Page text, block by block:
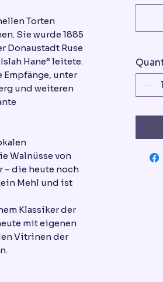
Torten
Sie wurde 1885
Donaustadt Ruse
Hane“ leitete.
unter
und weiteren
Walnüsse von
– die heute noch
Mehl und ist
Klassiker der
mit eigenen
Vitrinen der